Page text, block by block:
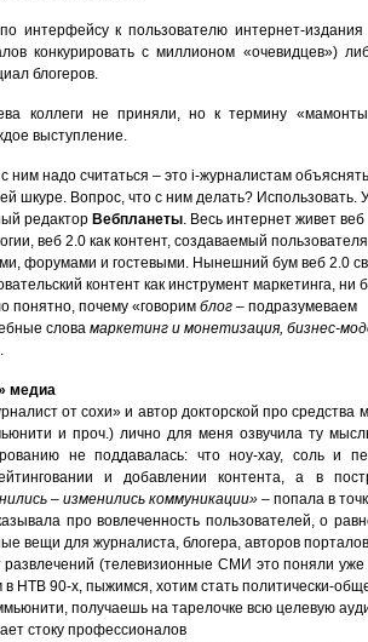
интерфейсу к пользователю интернет-
конкурировать с миллионом «очевидцев»)
блогеров.
коллеги не приняли, но к термину
выступление.
ним надо считаться – это i-журналистам
шкуре. Вопрос, что с ним делать? Использовать.
редактор Вебпланеты. Весь интернет живет
веб 2.0 как контент, создаваемый
форумами и гостевыми. Нынешний бум веб 2.0
контент как инструмент маркетинга,
понятно, почему «говорим блог – подразумеваем
слова маркетинг и монетизация, бизнес-
медиа
от сохи» и автор докторской про средства
и проч.) лично для меня озвучила ту
не поддавалась: что ноу-хау, соль и
и добавлении контента, а в
– изменились коммуникации» – попала в
про вовлеченность пользователей, о
вещи для журналиста, блогера, авторов
развлечений (телевизионные СМИ это поняли
в НТВ 90-х, пыжимся, хотим стать политически-
получаешь на тарелочке всю целевую
стоку профессионалов